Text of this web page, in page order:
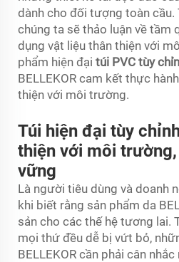
dành cho đối tượng toàn cầu.
chúng ta sẽ thảo luận về tầm
dụng vật liệu thân thiện với
phẩm hiện đại túi PVC tùy
BELLEKOR cam kết thực
thiện với môi trường.
Túi hiện đại tùy
thiện với môi
vững
Là người tiêu dùng và doanh
khi biết rằng sản phẩm da
sản cho các thế hệ tương lai.
mọi thứ đều dễ bị vứt bỏ,
BELLEKOR cần phải cân